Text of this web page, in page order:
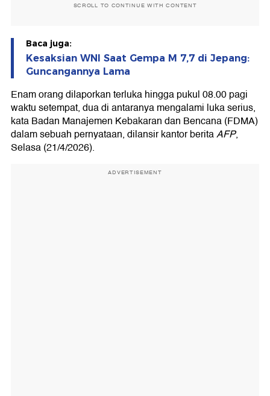
SCROLL TO CONTINUE WITH CONTENT
Baca juga:
Kesaksian WNI Saat Gempa M 7,7 di Jepang:
Guncangannya Lama
Enam orang dilaporkan terluka hingga pukul 08.00 pagi
waktu setempat, dua di antaranya mengalami luka serius,
kata Badan Manajemen Kebakaran dan Bencana (FDMA)
dalam sebuah pernyataan, dilansir kantor beritaAFP,
Selasa (21/4/2026).
ADVERTISEMENT